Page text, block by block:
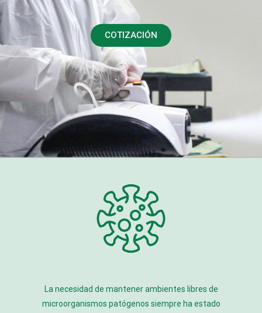
COTIZACIÓN
La necesidad de mantener ambientes libres de
microorganismos patógenos siempre ha estado